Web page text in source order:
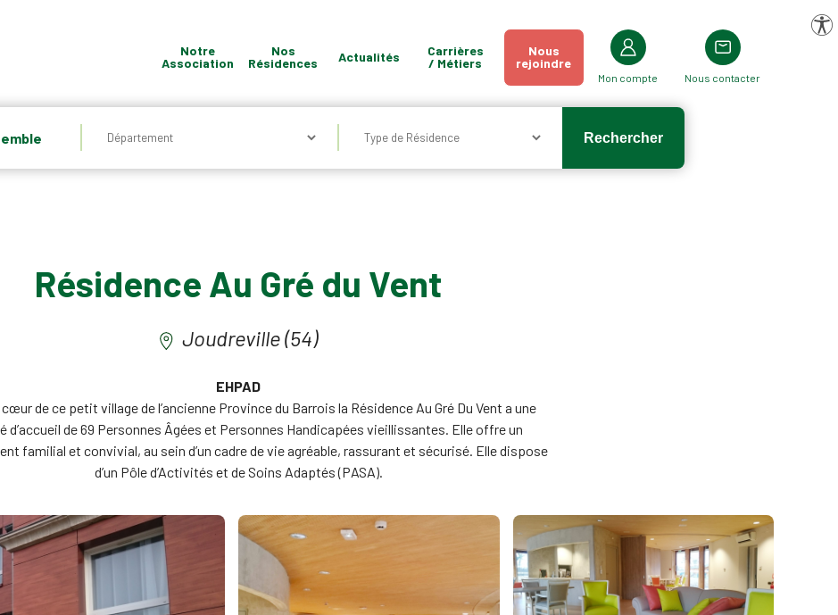
Notre
Association
Nos
Résidences
Actualités
Carrières
/ Métiers
Nous
rejoindre
Mon compte Nous contacter
type
de
Résidence Au Gré du Vent
Joudreville (54)
EHPAD
de ce petit village de l’ancienne Province du Barrois la Résidence Au Gré Du Vent a une
d’accueil de 69 Personnes Âgées et Personnes Handicapées vieillissantes. Elle offre un
familial et convivial, au sein d’un cadre de vie agréable, rassurant et sécurisé. Elle dispose
d’un Pôle d’Activités et de Soins Adaptés (PASA).